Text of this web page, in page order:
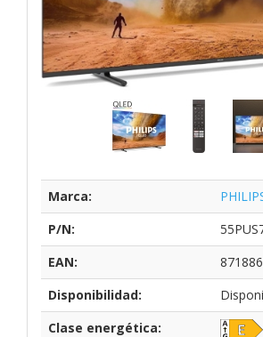
Marca:
P/N:
EAN:
Disponibilidad:
Clase energética: